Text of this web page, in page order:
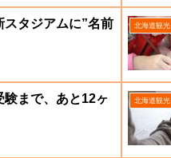
スタジアムに”名前
北海道観光
験まで、あと12ヶ
北海道観光